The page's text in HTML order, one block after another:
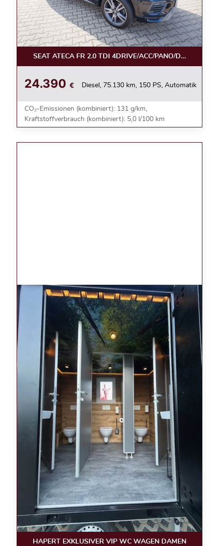
SEAT ATECA FR 2.0 TDI 4DRIVE/ACC/PANO/DSG/NAVI/
24.390 € Diesel, 75.130 km, 150 PS, Automatik
CO₂-Emissionen (kombiniert): 131 g/km,
Kraftstoffverbrauch (kombiniert): 5,0 l/100 km
HAPERT EXKLUSIVER VIP WC WAGEN DAMEN